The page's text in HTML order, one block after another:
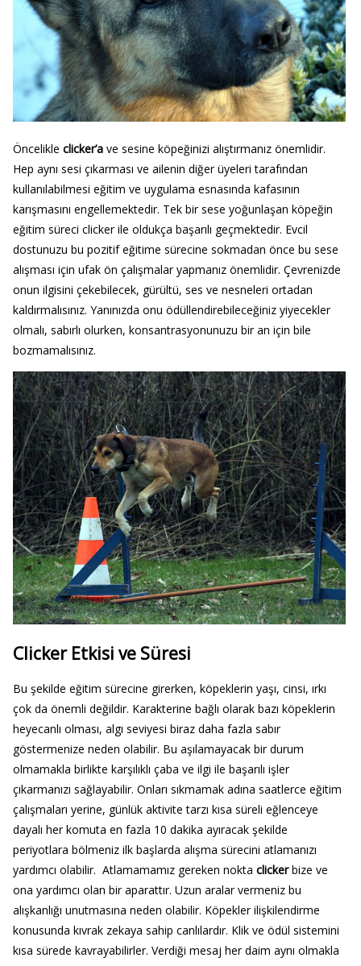
Öncelikle clicker’ave sesine köpeğinizi alıştırmanız önemlidir.
Hep aynı sesi çıkarması ve ailenin diğer üyeleri tarafından
kullanılabilmesi eğitim ve uygulama esnasında kafasının
karışmasını engellemektedir. Tek bir sese yoğunlaşan köpeğin
eğitim süreci clicker ile oldukça başarılı geçmektedir. Evcil
dostunuzu bu pozitif eğitime sürecine sokmadan önce bu sese
alışması için ufak ön çalışmalar yapmanız önemlidir. Çevrenizde
onun ilgisini çekebilecek, gürültü, ses ve nesneleri ortadan
kaldırmalısınız. Yanınızda onu ödüllendirebileceğiniz yiyecekler
olmalı, sabırlı olurken, konsantrasyonunuzu bir an için bile
bozmamalısınız.
Clicker Etkisi ve Süresi
Bu şekilde eğitim sürecine girerken, köpeklerin yaşı, cinsi, ırkı
çok da önemli değildir. Karakterine bağlı olarak bazı köpeklerin
heyecanlı olması, algı seviyesi biraz daha fazla sabır
göstermenize neden olabilir. Bu aşılamayacak bir durum
olmamakla birlikte karşılıklı çaba ve ilgi ile başarılı işler
çıkarmanızı sağlayabilir. Onları sıkmamak adına saatlerce eğitim
çalışmaları yerine, günlük aktivite tarzı kısa süreli eğlenceye
dayalı her komuta en fazla 10 dakika ayıracak şekilde
periyotlara bölmeniz ilk başlarda alışma sürecini atlamanızı
yardımcı olabilir. Atlamamamız gereken nokta clickerbize ve
ona yardımcı olan bir aparattır. Uzun aralar vermeniz bu
alışkanlığı unutmasına neden olabilir. Köpekler ilişkilendirme
konusunda kıvrak zekaya sahip canlılardır. Klik ve ödül sistemini
kısa sürede kavrayabilirler. Verdiği mesaj her daim aynı olmakla